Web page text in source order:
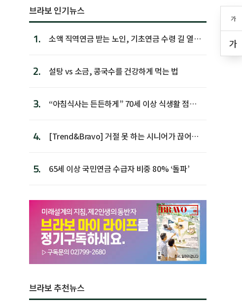
가
가
브라보 인기뉴스
1.
소액 직역연금 받는 노인, 기초연금 수령 길 열린
2. 설탕 vs 소금, 콩국수를 건강하게 먹는 법
3.
“아침식사는 든든하게” 70세 이상 식생활 점수
4.
[Trend&Bravo] 거절 못 하는 시니어가 끊어야
5. 65세 이상 국민연금 수급자 비중 80% ‘돌파’
브라보 추천뉴스